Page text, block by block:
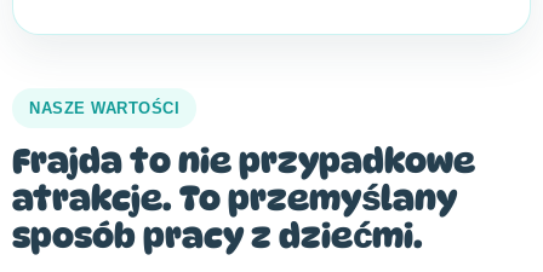
NASZE WARTOŚCI
Frajda to nie przypadkowe
atrakcje. To przemyślany
sposób pracy z dziećmi.